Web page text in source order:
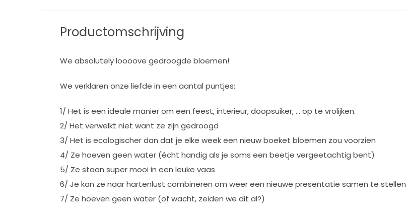
Productomschrijving
We absolutely loooove gedroogde bloemen!
We verklaren onze liefde in een aantal puntjes:
1/ Het is een ideale manier om een feest, interieur, doopsuiker, ... op te vrolijken.
2/ Het verwelkt niet want ze zijn gedroogd
3/ Het is ecologischer dan dat je elke week een nieuw boeket bloemen zou voorzien
4/ Ze hoeven geen water (écht handig als je soms een beetje vergeetachtig bent)
5/ Ze staan super mooi in een leuke vaas
6/ Je kan ze naar hartenlust combineren om weer een nieuwe presentatie samen te stellen
7/ Ze hoeven geen water (of wacht, zeiden we dit al?)